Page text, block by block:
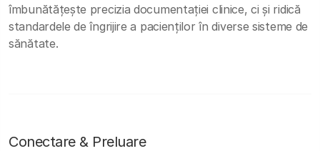
îmbunătățește precizia documentației clinice, ci și ridică
standardele de îngrijire a pacienților în diverse sisteme de
sănătate.
Conectare & Preluare